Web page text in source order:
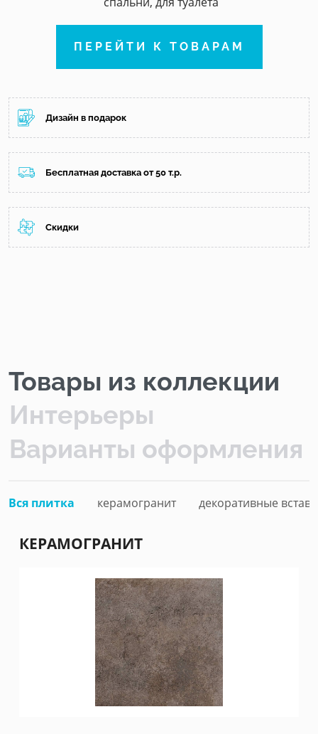
ПЕРЕЙТИ К ТОВАРАМ
Дизайн в подарок
Бесплатная доставка от 50 т.р.
Скидки
Товары из коллекции
Интерьеры
Варианты оформления
Вся плитка керамогранит декоративные
КЕРАМОГРАНИТ